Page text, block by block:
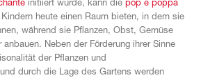
initiiert wurde, kann die pop e poppa
heute einen Raum bieten, in dem sie
während sie Pflanzen, Obst, Gemüse
Neben der Förderung ihrer Sinne
der Pflanzen und
durch die Lage des Gartens werden